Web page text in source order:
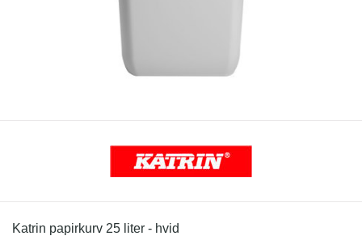
Katrin papirkurv 25 liter - hvid